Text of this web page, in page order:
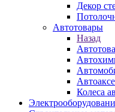
Декор
Автотовары
Назад
Колеса